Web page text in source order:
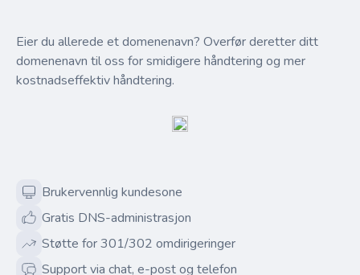
Eier du allerede et domenenavn? Overfør deretter ditt
domenenavn til oss for smidigere håndtering og mer
kostnadseffektiv håndtering.
Brukervennlig kundesone
Gratis DNS-administrasjon
Støtte for 301/302 omdirigeringer
Support via chat, e-post og telefon